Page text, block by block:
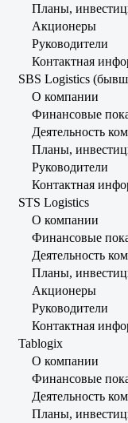
Планы,
Акционеры
Руководители
Контактная
SBS Logistics
О компании
Финансовые
Деятельность
Планы,
Руководители
Контактная
STS Logistics
О компании
Финансовые
Деятельность
Планы,
Акционеры
Руководители
Контактная
Tablogix
О компании
Финансовые
Деятельность
Планы,